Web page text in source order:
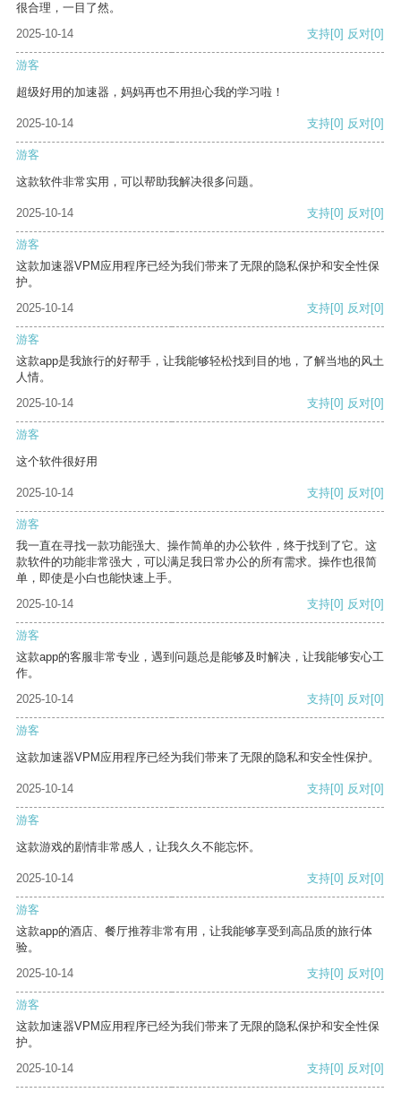
很合理，一目了然。
2025-10-14
支持[0] 反对[0]
游客
超级好用的加速器，妈妈再也不用担心我的学习啦！
2025-10-14 支持[0] 反对[0]
游客
这款软件非常实用，可以帮助我解决很多问题。
2025-10-14 支持[0] 反对[0]
游客
这款加速器VPM应用程序已经为我们带来了无限的隐私保护和安全性保
护。
2025-10-14
支持[0] 反对[0]
游客
这款app是我旅行的好帮手，让我能够轻松找到目的地，了解当地的风土
人情。
2025-10-14
支持[0] 反对[0]
游客
这个软件很好用
2025-10-14 支持[0] 反对[0]
游客
我一直在寻找一款功能强大、操作简单的办公软件，终于找到了它。这
款软件的功能非常强大，可以满足我日常办公的所有需求。操作也很简
单，即使是小白也能快速上手。
2025-10-14
支持[0] 反对[0]
游客
这款app的客服非常专业，遇到问题总是能够及时解决，让我能够安心工
作。
2025-10-14
支持[0] 反对[0]
游客
这款加速器VPM应用程序已经为我们带来了无限的隐私和安全性保护。
2025-10-14 支持[0] 反对[0]
游客
这款游戏的剧情非常感人，让我久久不能忘怀。
2025-10-14 支持[0] 反对[0]
游客
这款app的酒店、餐厅推荐非常有用，让我能够享受到高品质的旅行体
验。
2025-10-14
支持[0] 反对[0]
游客
这款加速器VPM应用程序已经为我们带来了无限的隐私保护和安全性保
护。
2025-10-14
支持[0] 反对[0]